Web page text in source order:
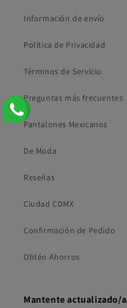
Información de envío
Política de Privacidad
Términos de Servicio
Preguntas más frecuentes
Pantalones Mexicanos
De Moda
Reseñas
Ciudad CDMX
Confirmación de Pedido
Obtén Ahorros
Mantente actualizado/a